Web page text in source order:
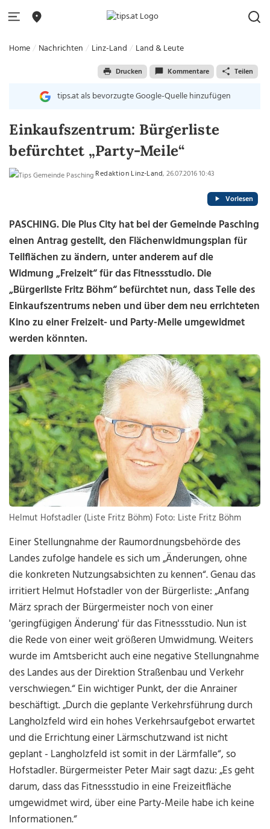
Home Nachrichten Linz-Land Land & Leute
Drucken Kommentare Teilen
tips.at als bevorzugte Google-Quelle hinzufügen
Einkaufszentrum: Bürgerliste
befürchtet „Party-Meile“
Redaktion Linz-Land, 26.07.2016 10:43
Vorlesen
PASCHING. Die Plus City hat bei der Gemeinde Pasching
einen Antrag gestellt, den Flächenwidmungsplan für
Teilflächen zu ändern, unter anderem auf die
Widmung „Freizeit“ für das Fitnessstudio. Die
„Bürgerliste Fritz Böhm“ befürchtet nun, dass Teile des
Einkaufszentrums neben und über dem neu errichteten
Kino zu einer Freizeit- und Party-Meile umgewidmet
werden könnten.
Helmut Hofstadler (Liste Fritz Böhm) Foto: Liste Fritz Böhm
Einer Stellungnahme der Raumordnungsbehörde des
Landes zufolge handele es sich um „Änderungen, ohne
die konkreten Nutzungsabsichten zu kennen“. Genau das
irritiert Helmut Hofstadler von der Bürgerliste: „Anfang
März sprach der Bürgermeister noch von einer
'geringfügigen Änderung' für das Fitnessstudio. Nun ist
die Rede von einer weit größeren Umwidmung. Weiters
wurde im Amtsbericht auch eine negative Stellungnahme
des Landes aus der Direktion Straßenbau und Verkehr
verschwiegen.“ Ein wichtiger Punkt, der die Anrainer
beschäftigt. „Durch die geplante Verkehrsführung durch
Langholzfeld wird ein hohes Verkehrsaufgebot erwartet
und die Errichtung einer Lärmschutzwand ist nicht
geplant - Langholzfeld ist somit in der Lärmfalle“, so
Hofstadler. Bürgermeister Peter Mair sagt dazu: „Es geht
darum, dass das Fitnessstudio in eine Freizeitfläche
umgewidmet wird, über eine Party-Meile habe ich keine
Informationen.“